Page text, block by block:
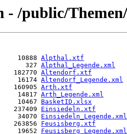
- /public/
10888
Alpthal.xtf
327 Alpthal_Legende.xml
182770 Altendorf.xtf
16174 Altendorf_Legende.xml
160905
Arth.xtf
14817
Arth_Legende.xml
10467 BasketID.xlsx
237409 Einsiedeln.xtf
34070 Einsiedeln_Legende.xml
263856
Feusisberg.xtf
19652 Feusisberg_Legende.xml